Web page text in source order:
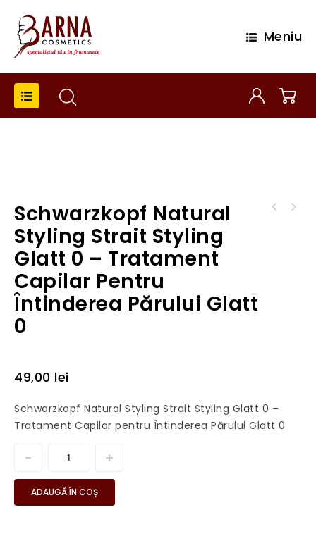
Meniu
Schwarzkopf Natural
Styling Strait Styling
Glatt 0 – Tratament
Capilar Pentru
Întinderea Părului Glatt
0
49,00 lei
Schwarzkopf Natural Styling Strait Styling Glatt 0 –
Tratament Capilar pentru Întinderea Părului Glatt 0
ADAUGĂ ÎN COȘ